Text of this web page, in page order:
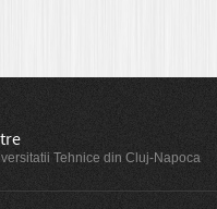
Tehnice din Cluj-Napoca